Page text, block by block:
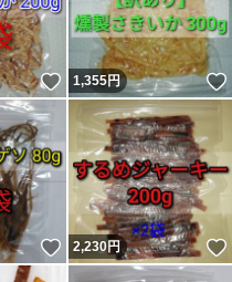
いいね！
1,355円
いいね！
2,230円